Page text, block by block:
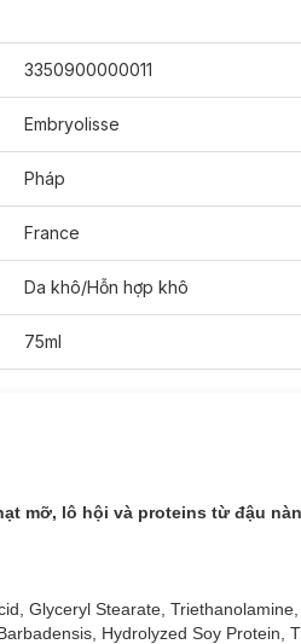
Concentré phù hợp
Embryolisse Lait-Crème
nẻ, bong tróc, xước da,...
Embryolisse Lait-Crème
3350900000011
Embryolisse
Pháp
France
Da khô/Hỗn hợp khô
75ml
mỡ, lô hội và proteins từ đậu
Glyceryl Stearate,
Hydrolyzed Soy